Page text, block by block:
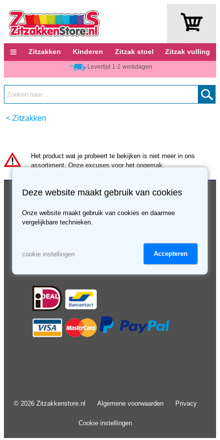
≡ Zitzakken Kinderen Zitzak stoel Zitzak vulling
Levertijd 1-2 werkdagen
< Zitzakken
Het product wat je probeert te bekijken is niet meer in ons
assortiment. Onze excuses voor het ongemak.
Klantenservice
Verzending en bezorging
Retourneren & service
Over ons
Contact
© 2026 Zitzakkenstore.nl Algemene voorwaarden Privacy
Cookie instellingen
Deze website maakt gebruik van cookies
Onze website maakt gebruik van cookies en daarmee
vergelijkbare technieken.
cookie instellingen Accepteren